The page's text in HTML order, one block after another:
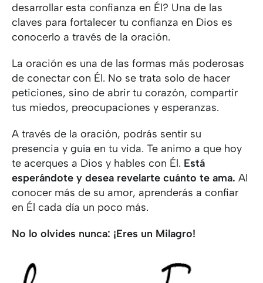
desarrollar esta confianza en Él? Una de las
claves para fortalecer tu confianza en Dios es
conocerlo a través de la oración.
La oración es una de las formas más poderosas
de conectar con Él. No se trata solo de hacer
peticiones, sino de abrir tu corazón, compartir
tus miedos, preocupaciones y esperanzas.
A través de la oración, podrás sentir su
presencia y guía en tu vida. Te animo a que hoy
te acerques a Dios y hables con Él. Está
esperándote y desea revelarte cuánto te ama. Al
conocer más de su amor, aprenderás a confiar
en Él cada día un poco más.
No lo olvides nunca: ¡Eres un Milagro!